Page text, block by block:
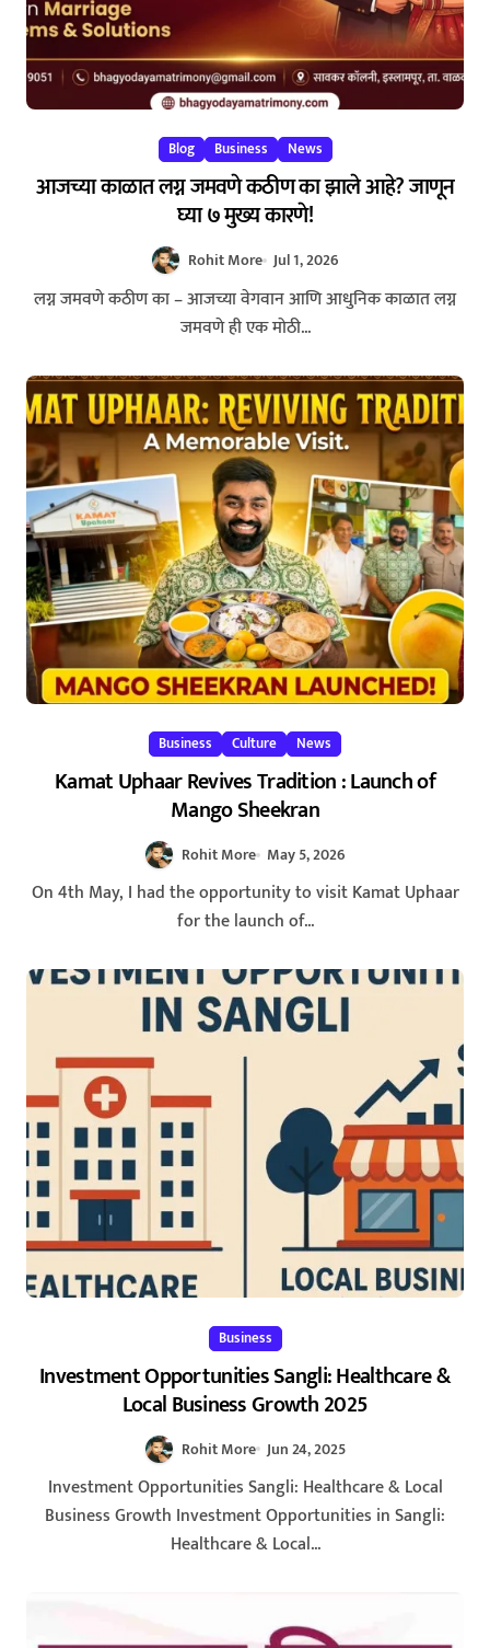
Blog Business News
आजच्या काळात लग्न जमवणे कठीण का झाले आहे? जाणून
घ्या ७ मुख्य कारणे!
Rohit More Jul 1, 2026
लग्न जमवणे कठीण का – आजच्या वेगवान आणि आधुनिक काळात लग्न
जमवणे ही एक मोठी...
Business Culture News
Kamat Uphaar Revives Tradition : Launch of
Mango Sheekran
Rohit More May 5, 2026
On 4th May, I had the opportunity to visit Kamat Uphaar
for the launch of...
Business
Investment Opportunities Sangli: Healthcare &
Local Business Growth 2025
Rohit More Jun 24, 2025
Investment Opportunities Sangli: Healthcare & Local
Business Growth Investment Opportunities in Sangli:
Healthcare & Local...